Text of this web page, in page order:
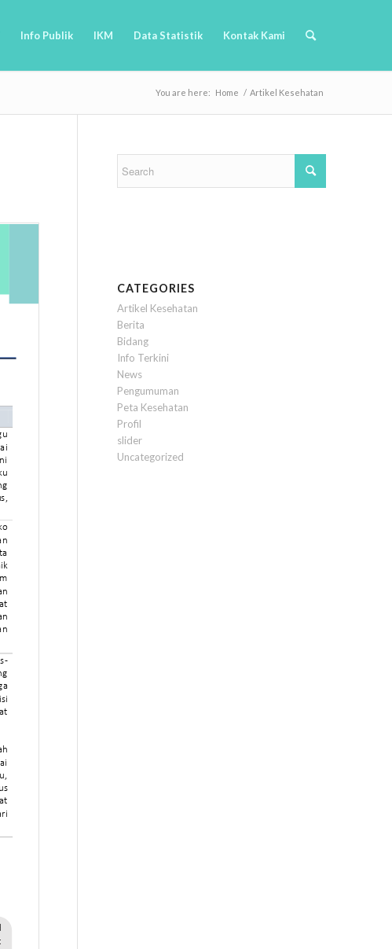
Info Publik IKM Data Statistik Kontak Kami
You are here: Home / Artikel Kesehatan
CATEGORIES
Artikel Kesehatan
Berita
Bidang
Info Terkini
News
Pengumuman
Peta Kesehatan
Profil
slider
Uncategorized